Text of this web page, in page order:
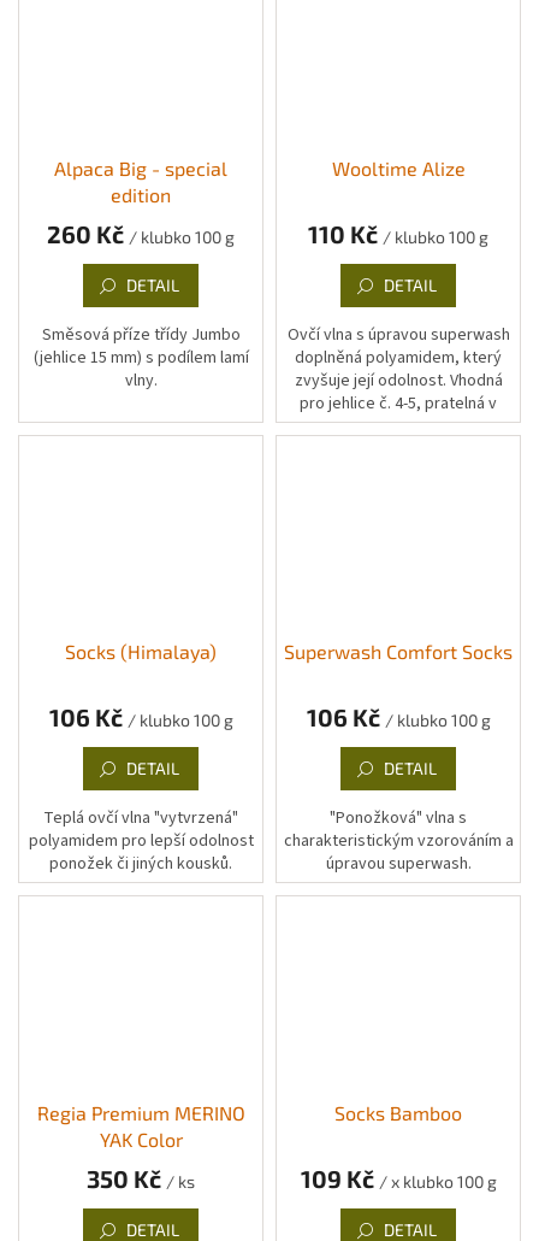
Alpaca Big - special
edition
260 Kč / klubko 100 g
DETAIL
Směsová příze třídy Jumbo
(jehlice 15 mm) s podílem lamí
vlny.
Wooltime Alize
110 Kč / klubko 100 g
DETAIL
Ovčí vlna s úpravou superwash
doplněná polyamidem, který
zvyšuje její odolnost. Vhodná
pro jehlice č. 4-5, pratelná v
pračce. Příze má i vícebarevné
Socks (Himalaya)
106 Kč / klubko 100 g
DETAIL
Teplá ovčí vlna "vytvrzená"
polyamidem pro lepší odolnost
ponožek či jiných kousků.
Superwash Comfort Socks
106 Kč / klubko 100 g
DETAIL
"Ponožková" vlna s
charakteristickým vzorováním a
úpravou superwash.
Regia Premium MERINO
YAK Color
350 Kč / ks
DETAIL
Socks Bamboo
109 Kč / x klubko 100 g
DETAIL